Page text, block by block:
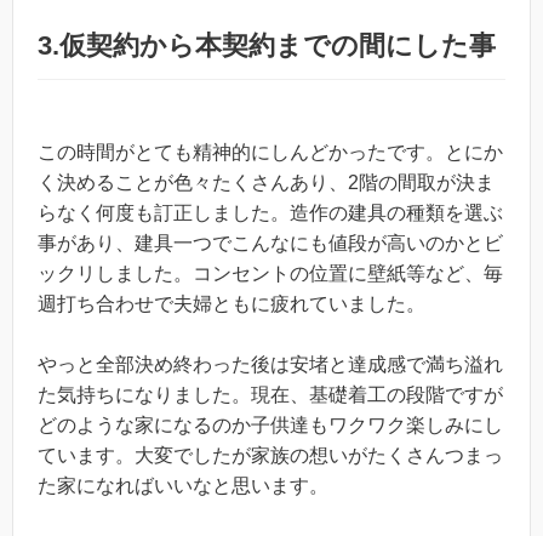
3.仮契約から本契約までの間にした事
この時間がとても精神的にしんどかったです。とにか
く決めることが色々たくさんあり、2階の間取が決ま
らなく何度も訂正しました。造作の建具の種類を選ぶ
事があり、建具一つでこんなにも値段が高いのかとビ
ックリしました。コンセントの位置に壁紙等など、毎
週打ち合わせで夫婦ともに疲れていました。
やっと全部決め終わった後は安堵と達成感で満ち溢れ
た気持ちになりました。現在、基礎着工の段階ですが
どのような家になるのか子供達もワクワク楽しみにし
ています。大変でしたが家族の想いがたくさんつまっ
た家になればいいなと思います。